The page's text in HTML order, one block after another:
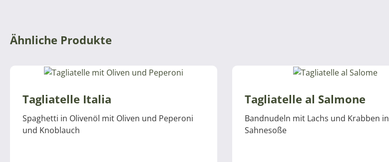
Ähnliche Produkte
Tagliatelle Italia
Spaghetti in Olivenöl mit Oliven und Peperoni
und Knoblauch
Tagliatelle al Salmone
Bandnudeln mit Lachs und Krabben in
Sahnesoße